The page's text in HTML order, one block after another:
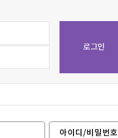
아이디/비밀번호